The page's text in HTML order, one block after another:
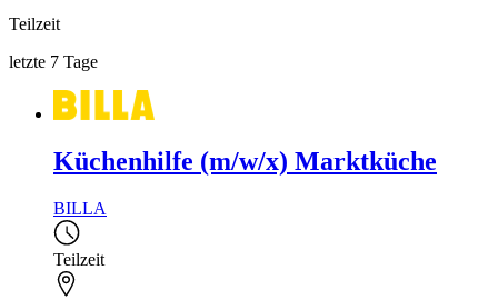
Teilzeit
letzte 7 Tage
Küchenhilfe (m/w/x) Marktküche
BILLA
Teilzeit